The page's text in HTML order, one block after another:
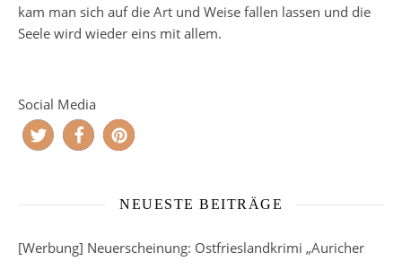
kam man sich auf die Art und Weise fallen lassen und die
Seele wird wieder eins mit allem.
Social Media
NEUESTE BEITRÄGE
[Werbung] Neuerscheinung: Ostfrieslandkrimi „Auricher